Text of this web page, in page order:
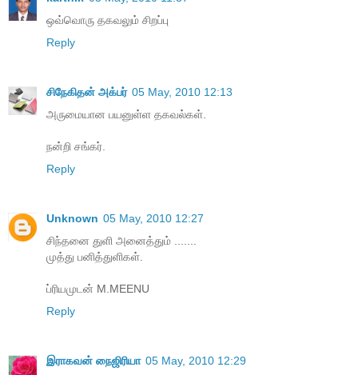
ஒவ்வொரு தகவலும் சிறப்பு
Reply
சிநேகிதன் அக்பர் 05 May, 2010 12:13
அருமையான பயனுள்ள தகவல்கள்.
நன்றி சங்கர்.
Reply
Unknown 05 May, 2010 12:27
சிந்தனை துளி அனைத்தும் .......
முத்து பனித்துளிகள்.
ப்ரியமுடன் M.MEENU
Reply
இராகவன் நைஜிரியா 05 May, 2010 12:29